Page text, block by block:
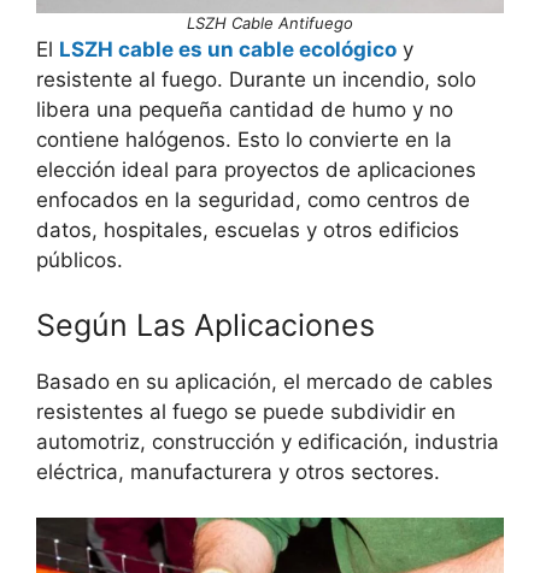
LSZH Cable Antifuego
El LSZH cable es un cable ecológico y
resistente al fuego. Durante un incendio, solo
libera una pequeña cantidad de humo y no
contiene halógenos. Esto lo convierte en la
elección ideal para proyectos de aplicaciones
enfocados en la seguridad, como centros de
datos, hospitales, escuelas y otros edificios
públicos.
Según Las Aplicaciones
Basado en su aplicación, el mercado de cables
resistentes al fuego se puede subdividir en
automotriz, construcción y edificación, industria
eléctrica, manufacturera y otros sectores.